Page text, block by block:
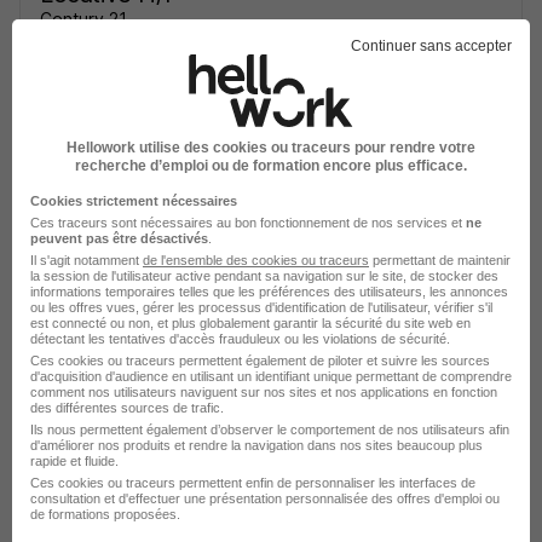
Century 21
Voir l’offre
il y a 27 jours
Consultant en Intégration H/F
Century 21
Lisses - 91 CDI
Voir l’offre
il y a 27 jours
Consultant en Management Gestion -
Copropriété - Nord est H/F
Century 21
Continuer sans accepter
Hellowork utilise des cookies ou traceurs pour rendre votre
recherche d’emploi ou de formation encore plus efficace.
Cookies strictement nécessaires
Ces traceurs sont nécessaires au bon fonctionnement de nos services et ne
peuvent pas être désactivés
Il s'agit notamment de l'ensemble des cookies ou traceurs permettant de maintenir
la session de l'utilisateur active pendant sa navigation sur le site, de stocker des
informations temporaires telles que les préférences des utilisateurs, les annonces
ou les offres vues, gérer les processus d'identification de l'utilisateur, vérifier s'il
est connecté ou non, et plus globalement garantir la sécurité du site web en
détectant les tentatives d'accès frauduleux ou les violations de sécurité.
Ces cookies ou traceurs permettent également de piloter et suivre les sources
d'acquisition d'audience en utilisant un identifiant unique permettant de comprendre
comment nos utilisateurs naviguent sur nos sites et nos applications en fonction
des différentes sources de trafic.
Ils nous permettent également d’observer le comportement de nos utilisateurs afin
d'améliorer nos produits et rendre la navigation dans nos sites beaucoup plus
rapide et fluide.
Ces cookies ou traceurs permettent enfin de personnaliser les interfaces de
consultation et d'effectuer une présentation personnalisée des offres d'emploi ou
de formations proposées.